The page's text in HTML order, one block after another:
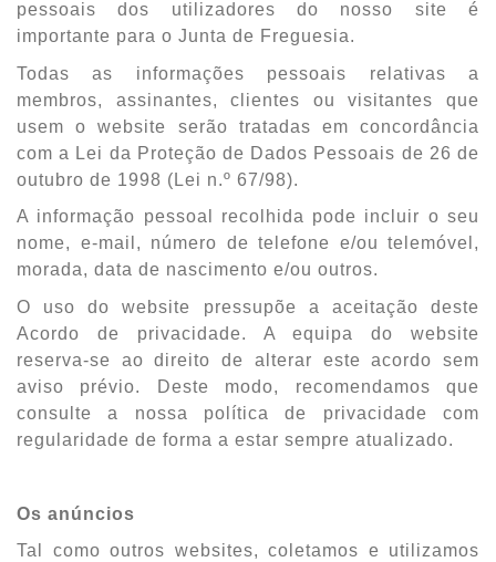
pessoais dos utilizadores do nosso site é
importante para o Junta de Freguesia.
Todas as informações pessoais relativas a
membros, assinantes, clientes ou visitantes que
usem o website serão tratadas em concordância
com a Lei da Proteção de Dados Pessoais de 26 de
outubro de 1998 (Lei n.º 67/98).
A informação pessoal recolhida pode incluir o seu
nome, e-mail, número de telefone e/ou telemóvel,
morada, data de nascimento e/ou outros.
O uso do website pressupõe a aceitação deste
Acordo de privacidade. A equipa do website
reserva-se ao direito de alterar este acordo sem
aviso prévio. Deste modo, recomendamos que
consulte a nossa política de privacidade com
regularidade de forma a estar sempre atualizado.
Os anúncios
Tal como outros websites, coletamos e utilizamos